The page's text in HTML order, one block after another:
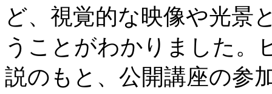
ど、視覚的な映像や光景
うことがわかりました。
説のもと、公開講座の参